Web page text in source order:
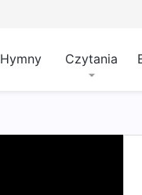
Hymny Czytania